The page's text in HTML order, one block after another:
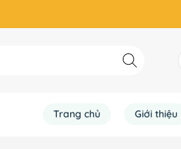
Trang chủ Giới thiệu